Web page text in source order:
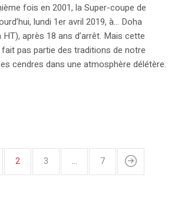
fois en 2001, la Super-coupe de
lundi 1er avril 2019, à… Doha
HT), après 18 ans d’arrêt. Mais cette
pas partie des traditions de notre
cendres dans une atmosphère délétère.
2 3 … 7